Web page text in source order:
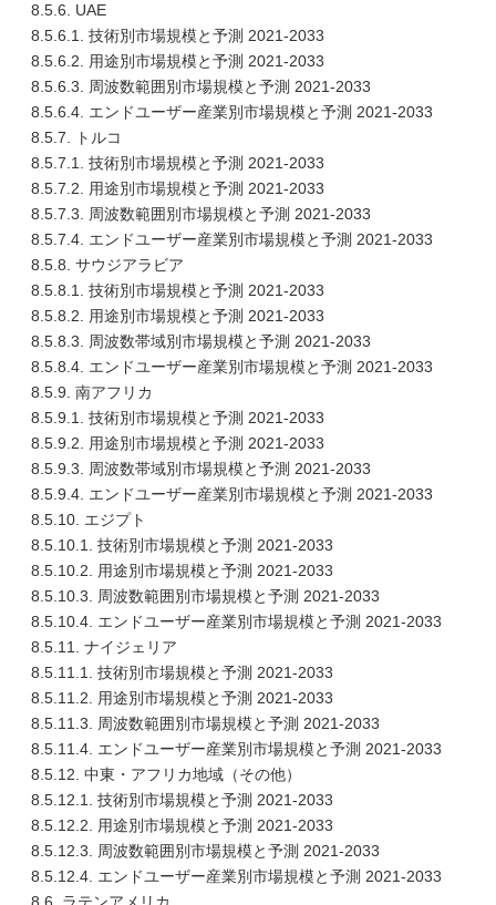
8.5.6. UAE
8.5.6.1. 技術別市場規模と予測 2021-2033
8.5.6.2. 用途別市場規模と予測 2021-2033
8.5.6.3. 周波数範囲別市場規模と予測 2021-2033
8.5.6.4. エンドユーザー産業別市場規模と予測 2021-2033
8.5.7. トルコ
8.5.7.1. 技術別市場規模と予測 2021-2033
8.5.7.2. 用途別市場規模と予測 2021-2033
8.5.7.3. 周波数範囲別市場規模と予測 2021-2033
8.5.7.4. エンドユーザー産業別市場規模と予測 2021-2033
8.5.8. サウジアラビア
8.5.8.1. 技術別市場規模と予測 2021-2033
8.5.8.2. 用途別市場規模と予測 2021-2033
8.5.8.3. 周波数帯域別市場規模と予測 2021-2033
8.5.8.4. エンドユーザー産業別市場規模と予測 2021-2033
8.5.9. 南アフリカ
8.5.9.1. 技術別市場規模と予測 2021-2033
8.5.9.2. 用途別市場規模と予測 2021-2033
8.5.9.3. 周波数帯域別市場規模と予測 2021-2033
8.5.9.4. エンドユーザー産業別市場規模と予測 2021-2033
8.5.10. エジプト
8.5.10.1. 技術別市場規模と予測 2021-2033
8.5.10.2. 用途別市場規模と予測 2021-2033
8.5.10.3. 周波数範囲別市場規模と予測 2021-2033
8.5.10.4. エンドユーザー産業別市場規模と予測 2021-2033
8.5.11. ナイジェリア
8.5.11.1. 技術別市場規模と予測 2021-2033
8.5.11.2. 用途別市場規模と予測 2021-2033
8.5.11.3. 周波数範囲別市場規模と予測 2021-2033
8.5.11.4. エンドユーザー産業別市場規模と予測 2021-2033
8.5.12. 中東・アフリカ地域（その他）
8.5.12.1. 技術別市場規模と予測 2021-2033
8.5.12.2. 用途別市場規模と予測 2021-2033
8.5.12.3. 周波数範囲別市場規模と予測 2021-2033
8.5.12.4. エンドユーザー産業別市場規模と予測 2021-2033